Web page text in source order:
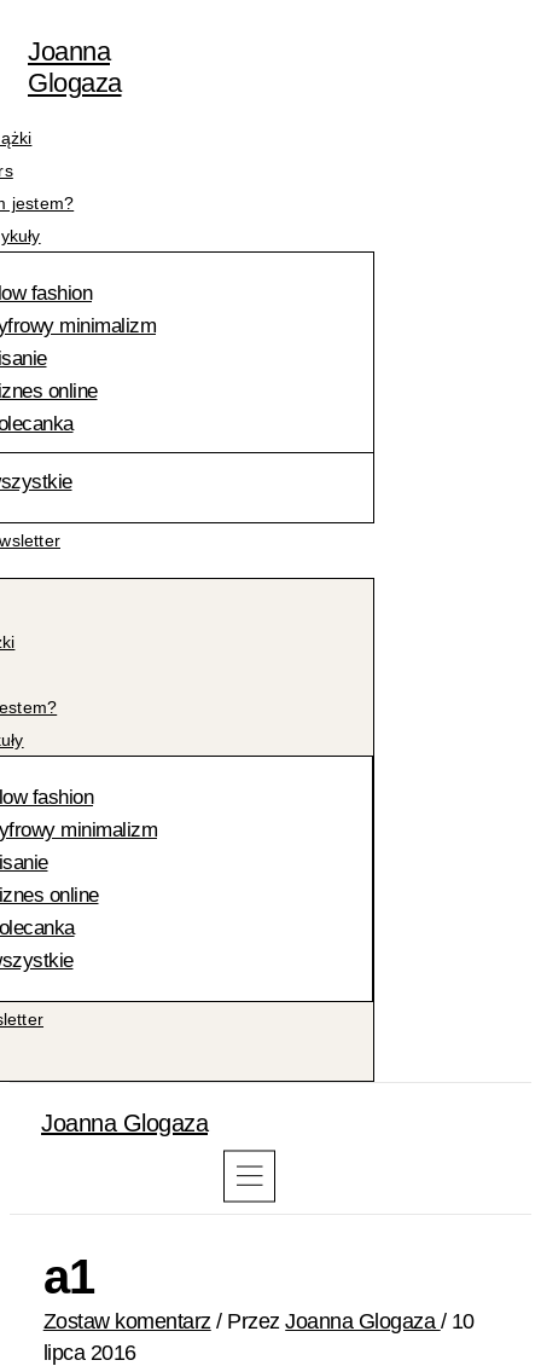
treści
Joanna
Glogaza
jestem?
fashion
minimalizm
online
fashion
minimalizm
online
Joanna Glogaza
a1
Zostaw komentarz / PrzezJoanna Glogaza / 10
lipca 2016
mail*